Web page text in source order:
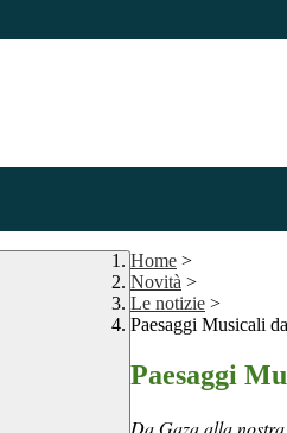
Home >
Novità >
Le notizie >
Paesaggi Musicali
Paesaggi
Da Gaza alla